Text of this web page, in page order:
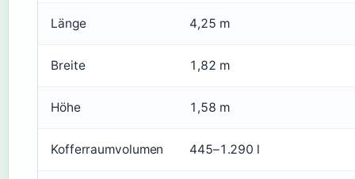
Länge 4,25 m
Breite 1,82 m
Höhe 1,58 m
Kofferraumvolumen 445–1.290 l